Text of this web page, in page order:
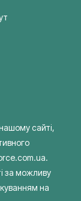
сайті,
за можливу
на